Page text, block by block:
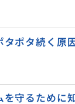
ポタ続く原
を守るために